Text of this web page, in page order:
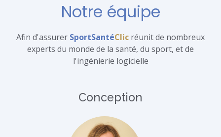
Notre équipe
Afin d'assurer SportSantéClic réunit de nombreux
experts du monde de la santé, du sport, et de
l'ingénierie logicielle
Conception